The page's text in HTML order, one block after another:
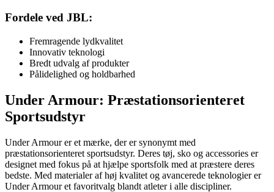
Fordele ved JBL:
Fremragende lydkvalitet
Innovativ teknologi
Bredt udvalg af produkter
Pålidelighed og holdbarhed
Under Armour: Præstationsorienteret
Sportsudstyr
Under Armour er et mærke, der er synonymt med
præstationsorienteret sportsudstyr. Deres tøj, sko og accessories er
designet med fokus på at hjælpe sportsfolk med at præstere deres
bedste. Med materialer af høj kvalitet og avancerede teknologier er
Under Armour et favoritvalg blandt atleter i alle discipliner.